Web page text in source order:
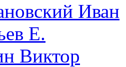
Иван
Е.
Виктор